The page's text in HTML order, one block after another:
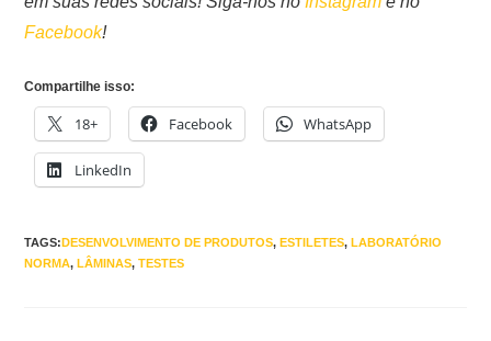
Facebook!
Compartilhe isso:
18+ Facebook WhatsApp
LinkedIn
TAGS:DESENVOLVIMENTO DE PRODUTOS,ESTILETES,LABORATÓRIO
NORMA,LÂMINAS,TESTES